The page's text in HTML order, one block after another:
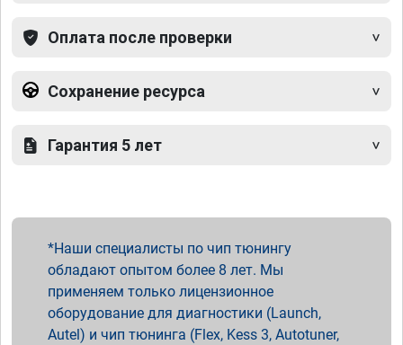
Оплата после проверки
Сохранение ресурса
Гарантия 5 лет
Наши специалисты по чип тюнингу
обладают опытом более 8 лет. Мы
применяем только лицензионное
оборудование для диагностики (Launch,
Autel) и чип тюнинга (Flex, Kess 3, Autotuner,